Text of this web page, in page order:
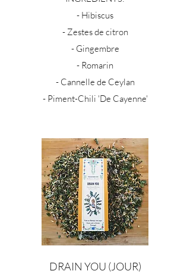
- Hibiscus
- Zestes de citron
- Gingembre
- Romarin
- Cannelle de Ceylan
DRAIN YOU (JOUR)